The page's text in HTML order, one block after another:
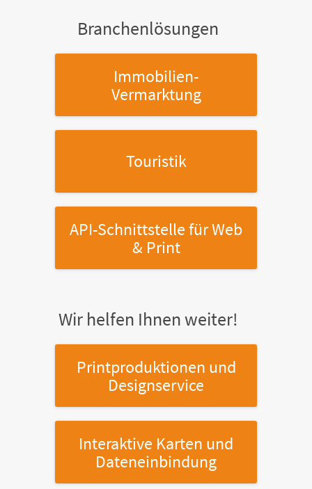
Branchenlösungen
Immobilien-
Vermarktung
Touristik
API-Schnittstellefür Web
& Print
Wir helfen Ihnen weiter!
Printproduktionen und
Designservice
Interaktive Karten und
Dateneinbindung